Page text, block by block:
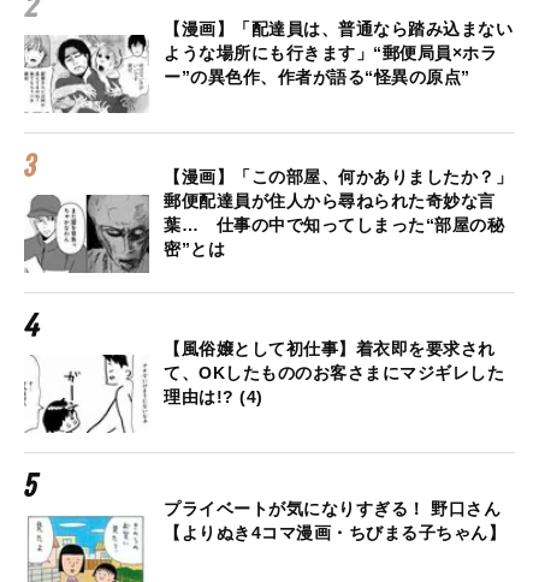
【漫画】「配達員は、普通なら踏み込まない
ような場所にも行きます」“郵便局員×ホラ
ー”の異色作、作者が語る“怪異の原点”
【漫画】「この部屋、何かありましたか？」
郵便配達員が住人から尋ねられた奇妙な言
葉… 仕事の中で知ってしまった“部屋の秘
密”とは
【風俗嬢として初仕事】着衣即を要求され
て、OKしたもののお客さまにマジギレした
理由は!? (4)
プライベートが気になりすぎる！ 野口さん
【よりぬき4コマ漫画・ちびまる子ちゃん】